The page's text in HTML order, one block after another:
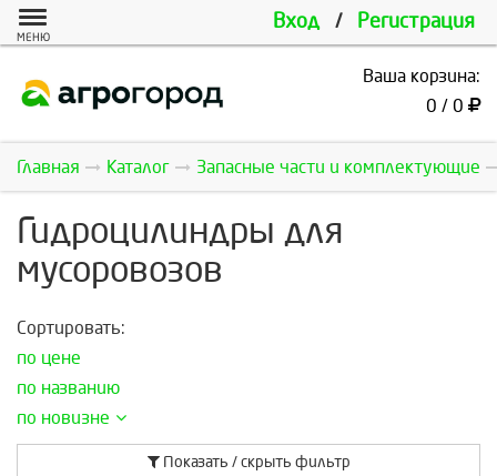
Вход / Регистрация
МЕНЮ
Ваша корзина:
0 / 0
Главная Каталог Запасные части и комплектующие
Гидроцилиндры для
мусоровозов
Сортировать:
по цене
по названию
по новизне
Показать / скрыть фильтр